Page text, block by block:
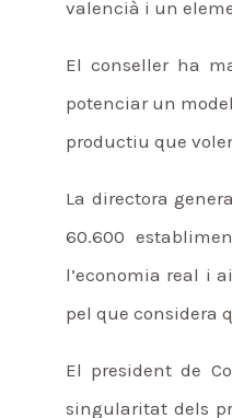
valencià i un
El conseller ha
potenciar un
productiu que
La directora
60.600
l’economia real i
pel que considera
El president de
singularitat dels